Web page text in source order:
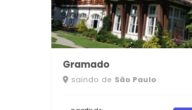
Gramado
saindo de São Paulo